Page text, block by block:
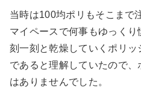
当時は100均ポリもそこまで
マイペースで何事もゆっくり
刻一刻と乾燥していくポリ
であると理解していたので
はありませんでした。